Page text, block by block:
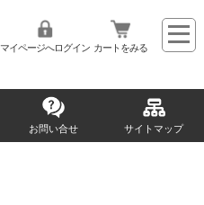
マイページへログイン カートをみる
お問い合せ サイトマップ